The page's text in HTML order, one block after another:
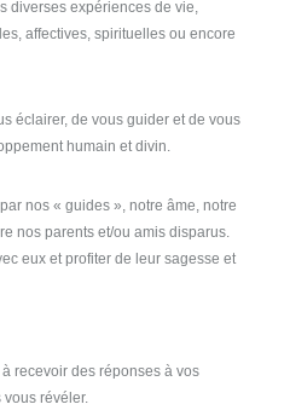
diverses expériences de vie,
affectives, spirituelles ou encore
éclairer, de vous guider et de vous
humain et divin.
nos « guides », notre âme, notre
nos parents et/ou amis disparus.
eux et profiter de leur sagesse et
recevoir des réponses à vos
révéler.